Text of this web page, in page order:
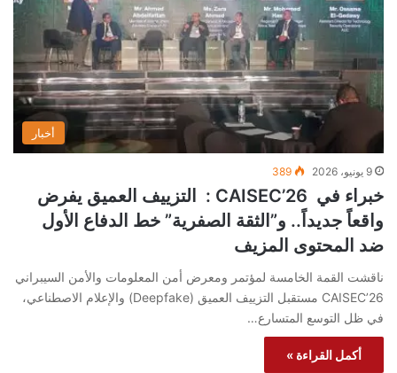
أخبار
9 يونيو، 2026 389
خبراء في CAISEC’26 : التزييف العميق يفرض
واقعاً جديداً.. و”الثقة الصفرية” خط الدفاع الأول
ضد المحتوى المزيف
ناقشت القمة الخامسة لمؤتمر ومعرض أمن المعلومات والأمن السيبراني
CAISEC’26 مستقبل التزييف العميق (Deepfake) والإعلام الاصطناعي،
في ظل التوسع المتسارع…
أكمل القراءة »